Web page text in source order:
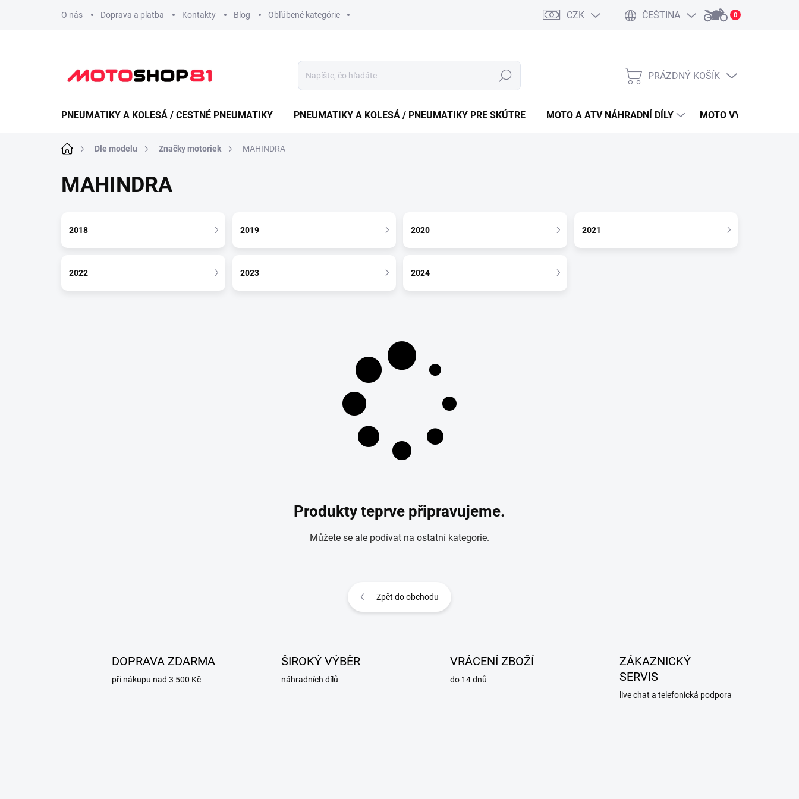
O nás Doprava a platba Kontakty Blog Obľúbené kategórie CZK ČEŠTINA 0
Hledat
NÁKUPNÍ
PRÁZDNÝ KOŠÍK
PNEUMATIKY A KOLESÁ / CESTNÉ PNEUMATIKY PNEUMATIKY A KOLESÁ / PNEUMATIKY PRE SKÚTRE MOTO A ATV NÁHRADNÍ DÍLY MOTO VYBAVENÍ
Domů Dle modelu Značky motoriek MAHINDRA
MAHINDRA
2018 2019 2020 2021
2022 2023 2024
Produkty teprve připravujeme.
Můžete se ale podívat na ostatní kategorie.
Zpět do obchodu
DOPRAVA ZDARMA
při nákupu nad 3 500 Kč
ŠIROKÝ VÝBĚR
náhradních dílů
VRÁCENÍ ZBOŽÍ
do 14 dnů
ZÁKAZNICKÝ
SERVIS
live chat a telefonická podpora